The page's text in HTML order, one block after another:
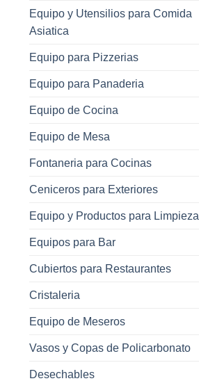
Equipo y Utensilios para Comida
Asiatica
Equipo para Pizzerias
Equipo para Panaderia
Equipo de Cocina
Equipo de Mesa
Fontaneria para Cocinas
Ceniceros para Exteriores
Equipo y Productos para Limpieza
Equipos para Bar
Cubiertos para Restaurantes
Cristaleria
Equipo de Meseros
Vasos y Copas de Policarbonato
Desechables